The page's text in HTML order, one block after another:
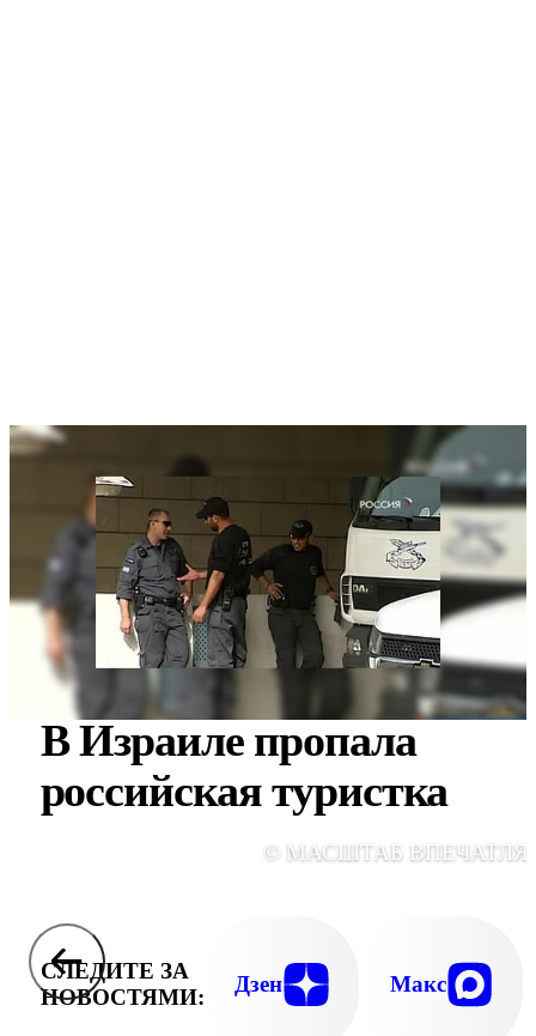
В Израиле пропала
российская туристка
© МАСШТАБ
СЛЕДИТЕ ЗА
НОВОСТЯМИ:
Дзен Макс